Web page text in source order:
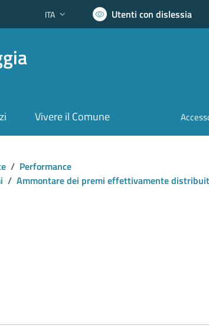
Lingua attiva:
ITA Utenti con dislessia
Vivere il Comune
/ Performance
/ Ammontare dei premi effettivamente